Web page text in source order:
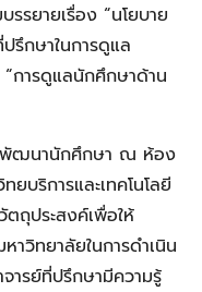
รยายเรื่อง “นโยบาย
รึกษาในการดูแล
การดูแลนักศึกษาด้าน
พัฒนานักศึกษา ณ ห้อง
บริการและเทคโนโลยี
ถุประสงค์เพื่อให้
าวิทยาลัยในการดำเนิน
ารย์ที่ปรึกษามีความรู้